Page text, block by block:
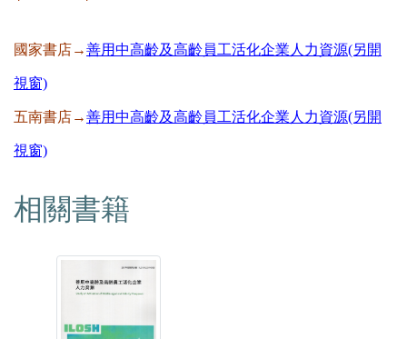
國家書店→善用中高齡及高齡員工活化企業人力資源(另開
視窗)
五南書店→善用中高齡及高齡員工活化企業人力資源(另開
視窗)
相關書籍